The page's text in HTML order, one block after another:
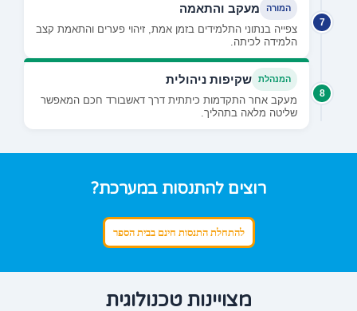
7
המורה מעקב והתאמה
צפייה בנתוני התלמידים בזמן אמת, זיהוי פערים והתאמת קצב
הלמידה לכיתה.
8
המנהלת שקיפות ניהולית
מעקב אחר התקדמות כיתתית דרך דאשבורד חכם המאפשר
שליטה מלאה בתהליך.
רוצים להתנסות במערכת?
להתחלת התנסות חינם בבית הספר
מצויינות טכנולוגית